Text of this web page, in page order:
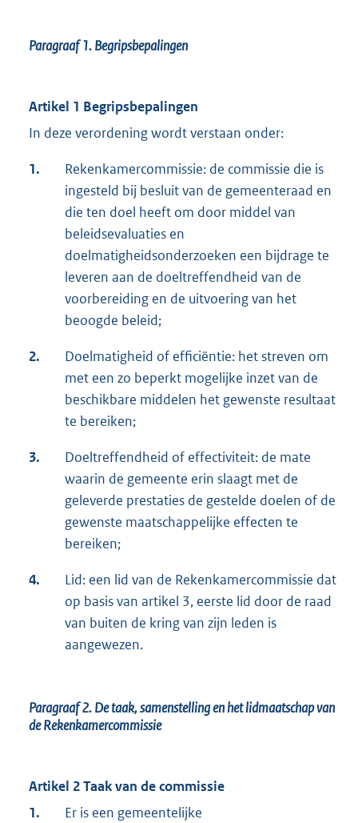
Paragraaf 1.Begripsbepalingen
Artikel 1 Begripsbepalingen
In deze verordening wordt verstaan onder:
1.
Rekenkamercommissie: de commissie die is
ingesteld bij besluit van de gemeenteraad en
die ten doel heeft om door middel van
beleidsevaluaties en
doelmatigheidsonderzoeken een bijdrage te
leveren aan de doeltreffendheid van de
voorbereiding en de uitvoering van het
beoogde beleid;
2.
Doelmatigheid of efficiëntie: het streven om
met een zo beperkt mogelijke inzet van de
beschikbare middelen het gewenste resultaat
te bereiken;
3.
Doeltreffendheid of effectiviteit: de mate
waarin de gemeente erin slaagt met de
geleverde prestaties de gestelde doelen of de
gewenste maatschappelijke effecten te
bereiken;
4.
Lid: een lid van de Rekenkamercommissie dat
op basis van artikel 3, eerste lid door de raad
van buiten de kring van zijn leden is
aangewezen.
Paragraaf 2.De taak, samenstelling en het lidmaatschap van
de Rekenkamercommissie
Artikel 2 Taak van de commissie
1.
Er is een gemeentelijke